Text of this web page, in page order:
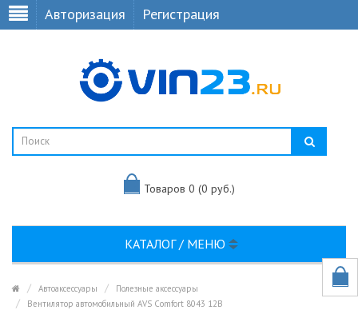
Авторизация Регистрация
Товаров 0 (0 руб.)
КАТАЛОГ / МЕНЮ
Автоаксессуары
Полезные аксессуары
Вентилятор автомобильный AVS Comfort 8043 12В